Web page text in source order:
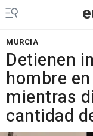
MURCIA
Detienen
hombre
mientras
cantidad